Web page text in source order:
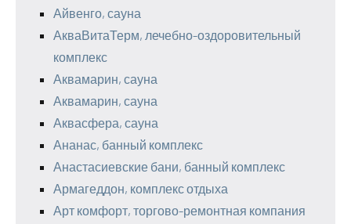
Айвенго, сауна
АкваВитаТерм, лечебно-оздоровительный
комплекс
Аквамарин, сауна
Аквамарин, сауна
Аквасфера, сауна
Ананас, банный комплекс
Анастасиевские бани, банный комплекс
Армагеддон, комплекс отдыха
Арт комфорт, торгово-ремонтная компания